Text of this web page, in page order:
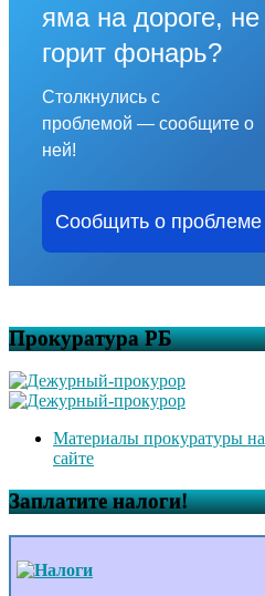
яма на дороге, не
горит фонарь?
Столкнулись с
проблемой — сообщите о
ней!
Сообщить о проблеме
Прокуратура РБ
Материалы прокуратуры на
сайте
Заплатите налоги!